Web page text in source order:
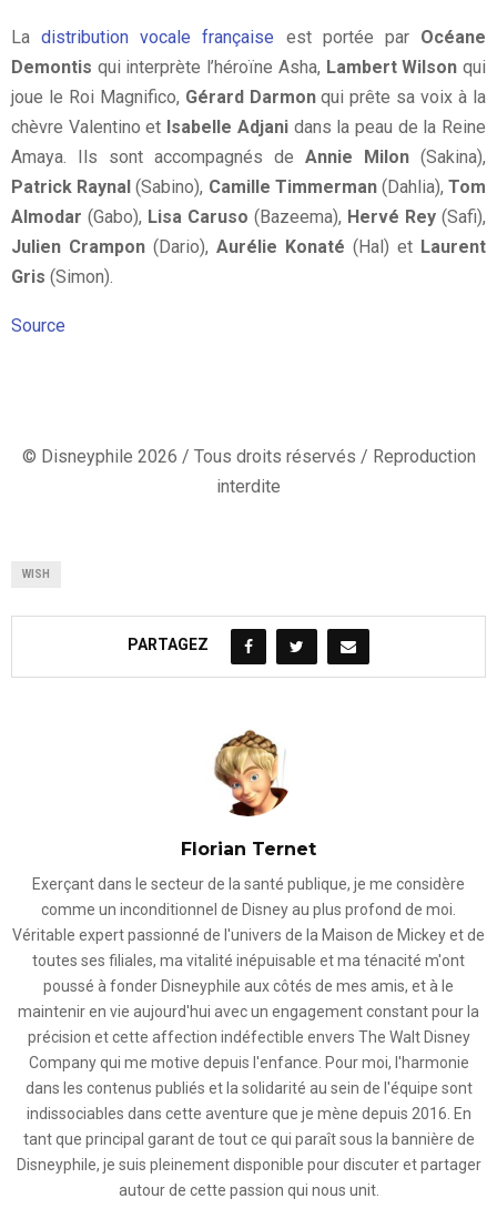
Ladistribution vocale française est portée par Océane
Demontis qui interprète l’héroïne Asha, Lambert Wilson qui
joue le Roi Magnifico, Gérard Darmonqui prête sa voix à la
chèvre Valentino et Isabelle Adjanidans la peau de la Reine
Amaya. Ils sont accompagnés de Annie Milon (Sakina),
Patrick Raynal (Sabino), Camille Timmerman(Dahlia),Tom
Almodar (Gabo), Lisa Caruso (Bazeema), Hervé Rey (Safi),
Julien Crampon (Dario), Aurélie Konaté (Hal) et Laurent
Gris (Simon).
Source
© Disneyphile 2026 / Tous droits réservés / Reproduction
interdite
WISH
PARTAGEZ
Florian Ternet
Exerçant dans le secteur de la santé publique, je me considère
comme un inconditionnel de Disney au plus profond de moi.
Véritable expert passionné de l'univers de la Maison de Mickey et de
toutes ses filiales, ma vitalité inépuisable et ma ténacité m'ont
poussé à fonder Disneyphile aux côtés de mes amis, et à le
maintenir en vie aujourd'hui avec un engagement constant pour la
précision et cette affection indéfectible envers The Walt Disney
Company qui me motive depuis l'enfance. Pour moi, l'harmonie
dans les contenus publiés et la solidarité au sein de l'équipe sont
indissociables dans cette aventure que je mène depuis 2016. En
tant que principal garant de tout ce qui paraît sous la bannière de
Disneyphile, je suis pleinement disponible pour discuter et partager
autour de cette passion qui nous unit.